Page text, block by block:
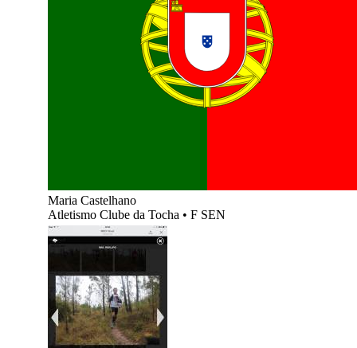
Maria Castelhano
Atletismo Clube da Tocha • F SEN